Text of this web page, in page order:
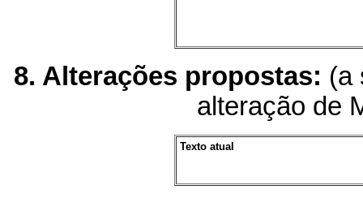
8. Alterações propostas: (a
alteração de
Texto atual